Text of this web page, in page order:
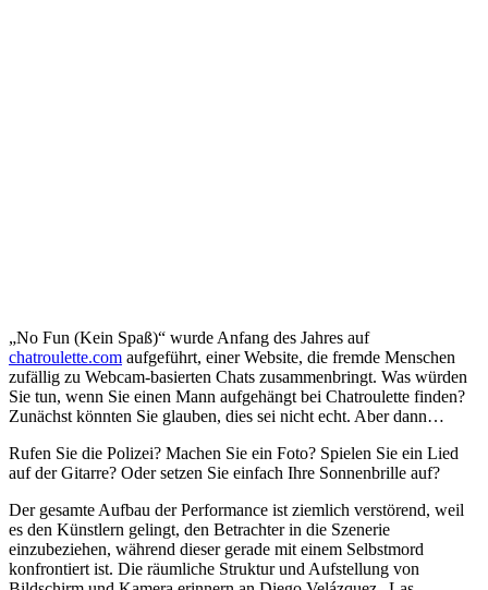
„No Fun (Kein Spaß)“ wurde Anfang des Jahres auf
chatroulette.com aufgeführt, einer Website, die fremde Menschen
zufällig zu Webcam-basierten Chats zusammenbringt. Was würden
Sie tun, wenn Sie einen Mann aufgehängt bei Chatroulette finden?
Zunächst könnten Sie glauben, dies sei nicht echt. Aber dann…
Rufen Sie die Polizei? Machen Sie ein Foto? Spielen Sie ein Lied
auf der Gitarre? Oder setzen Sie einfach Ihre Sonnenbrille auf?
Der gesamte Aufbau der Performance ist ziemlich verstörend, weil
es den Künstlern gelingt, den Betrachter in die Szenerie
einzubeziehen, während dieser gerade mit einem Selbstmord
konfrontiert ist. Die räumliche Struktur und Aufstellung von